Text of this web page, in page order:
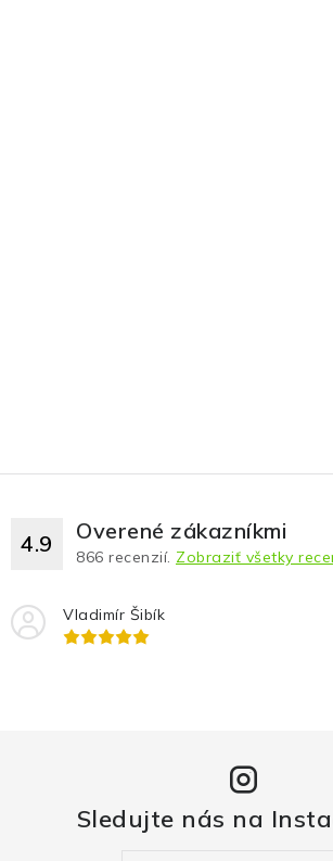
4.9 Overené zákazníkmi
866 recenzií. Zobraziť všetky
Vladimír Šibík
Sledujte nás na